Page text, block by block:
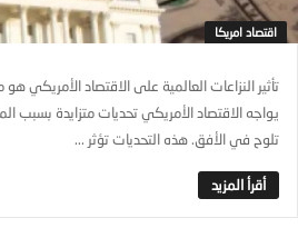
اقتصاد امريكا
تأثير النزاعات العالمية على الاقتصاد
يواجه الاقتصاد الأمريكي تحديات متزايدة بسبب
تلوح في الأفق. هذه التحديات تؤثر ...